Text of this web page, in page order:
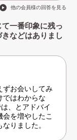
他の会員様の回答を見る
一番印象に残っ
などはありまし
ずお会いしてみ
ではわからな
、とアドバイ
を増やしたこ
りました。